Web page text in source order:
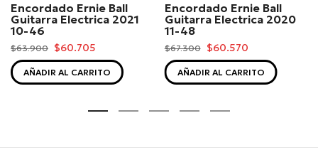
Encordado Ernie Ball
Guitarra Electrica 2021
10-46
$63.900 $60.705
AÑADIR AL CARRITO
Encordado Ernie Ball
Guitarra Electrica 2020
11-48
$67.300 $60.570
AÑADIR AL CARRITO